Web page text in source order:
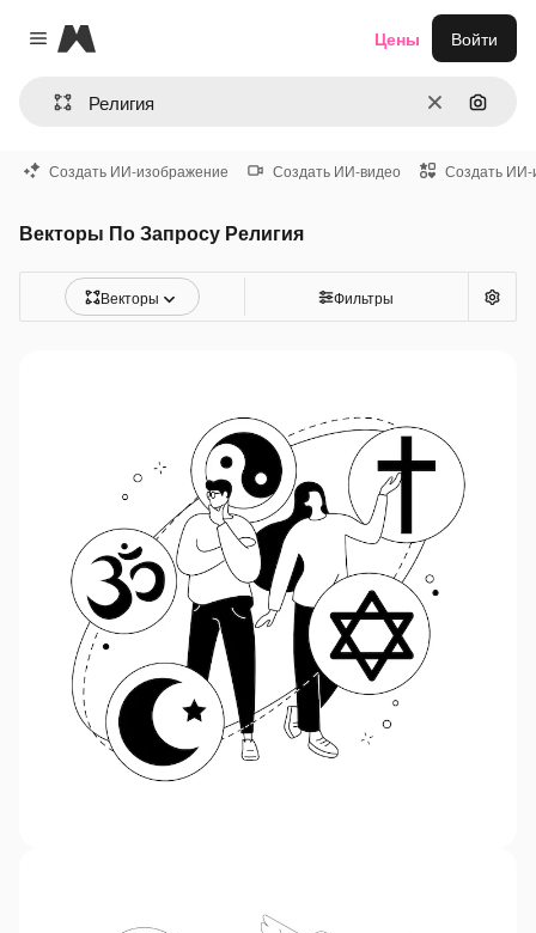
Close menu
Magnific
ОчиститьПоиск
Цены Войти
Создать ИИ-изображение Создать ИИ-видео Создать ИИ-
Векторы По Запросу Религия
Векторы Фильтры